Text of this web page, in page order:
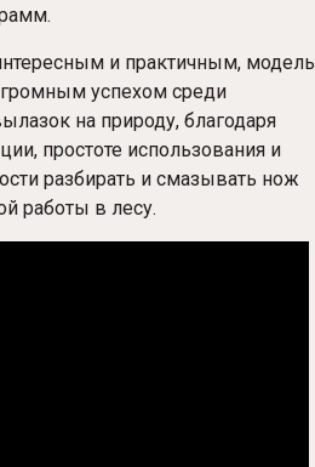
и практичным, модель
успехом среди
на природу, благодаря
простоте использования и
разбирать и смазывать нож
работы в лесу.